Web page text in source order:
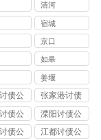
清河
宿城
京口
如皋
姜堰
债公
张家港讨债
公司
债公
溧阳讨债公
司
债公
江都讨债公